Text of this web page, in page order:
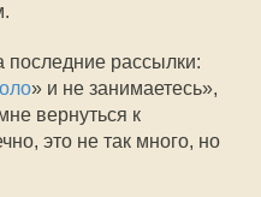
последние рассылки:
» и не занимаетесь»,
вернуться к
это не так много, но